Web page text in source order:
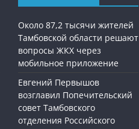
Около 87,2 тысячи жителей
Тамбовской области решают
вопросы ЖКХ через
мобильное приложение
Евгений Первышов
возглавил Попечительский
совет Тамбовского
отделения Российского